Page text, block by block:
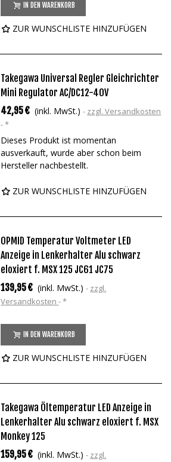
IN DEN WARENKORB
ZUR WUNSCHLISTE HINZUFÜGEN
Takegawa Universal Regler Gleichrichter
Mini Regulator AC/DC12-40V
42,95 € (inkl. MwSt.)
zzgl. Versandkosten
*
Dieses Produkt ist momentan
ausverkauft, wurde aber schon beim
Hersteller nachbestellt.
ZUR WUNSCHLISTE HINZUFÜGEN
OPMID Temperatur Voltmeter LED
Anzeige in Lenkerhalter Alu schwarz
eloxiert f. MSX 125 JC61 JC75
139,95 € (inkl. MwSt.)
zzgl.
Versandkosten *
IN DEN WARENKORB
ZUR WUNSCHLISTE HINZUFÜGEN
Takegawa Öltemperatur LED Anzeige in
Lenkerhalter Alu schwarz eloxiert f. MSX
Monkey 125
159,95 € (inkl. MwSt.)
zzgl.